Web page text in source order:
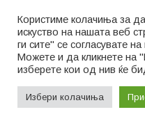
Користиме колачиња за
искуство на нашата веб
ги сите" се согласувате
Можете и да кликнете на
изберете кои од нив ќе
Избери колачиња